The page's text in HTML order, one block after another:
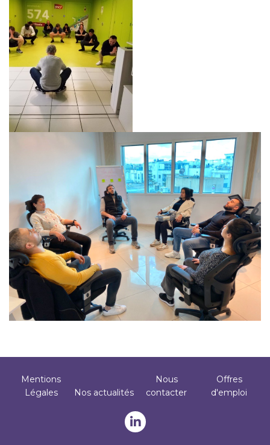
Footer
Mentions
Légales
Nos actualités
Nous
contacter
Offres
d'emploi